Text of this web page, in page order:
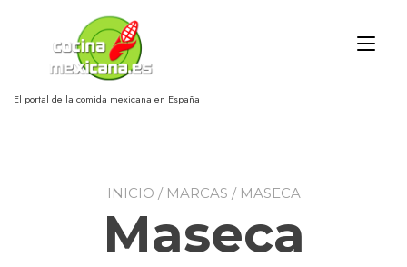
contenido
El portal de la comida mexicana en España
INICIO / MARCAS / MASECA
Maseca